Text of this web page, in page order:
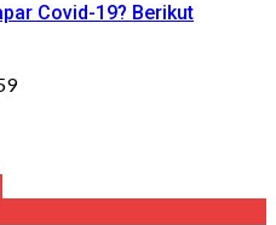
Covid-19? Berikut